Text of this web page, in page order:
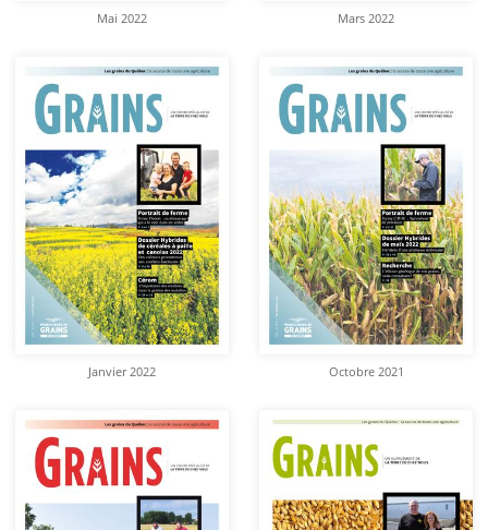
Mai 2022 Mars 2022
Janvier 2022 Octobre 2021